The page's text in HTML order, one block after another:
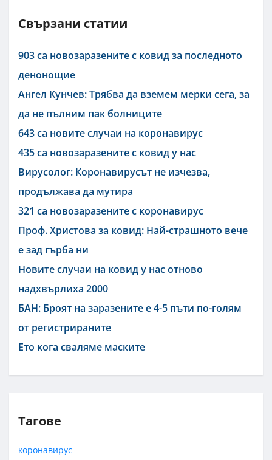
Свързани статии
903 са новозаразените с ковид за последното
денонощие
Ангел Кунчев: Трябва да вземем мерки сега, за
да не пълним пак болниците
643 са новите случаи на коронавирус
435 са новозаразените с ковид у нас
Вирусолог: Коронавирусът не изчезва,
продължава да мутира
321 са новозаразените с коронавирус
Проф. Христова за ковид: Най-страшното вече
е зад гърба ни
Новите случаи на ковид у нас отново
надхвърлиха 2000
БАН: Броят на заразените е 4-5 пъти по-голям
от регистрираните
Ето кога сваляме маските
Тагове
коронавирус